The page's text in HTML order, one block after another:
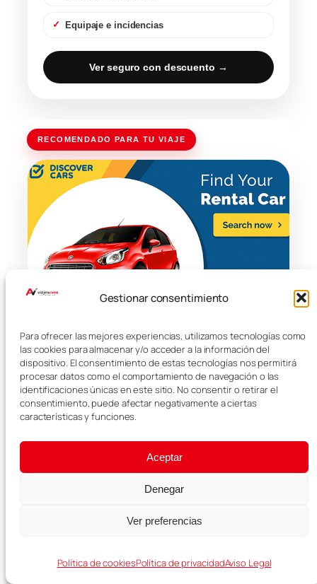
Gestionar consentimiento
Para ofrecer las mejores experiencias, utilizamos tecnologías como
las cookies para almacenar y/o acceder a la información del
dispositivo. El consentimiento de estas tecnologías nos permitirá
procesar datos como el comportamiento de navegación o las
identificaciones únicas en este sitio. No consentir o retirar el
consentimiento, puede afectar negativamente a ciertas
características y funciones.
Aceptar
Denegar
Ver preferencias
Política de cookiesPolítica de privacidadAviso Legal
Equipaje e incidencias
Ver seguro con descuento →
RECOMENDADO PARA TU VIAJE
Viaja a tu ritmo
Compara precios y reserva coche para recorrer
cada destino por libre, sin depender del transporte
público.